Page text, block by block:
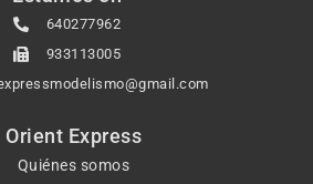
640277962
933113005
Orient Express
Quiénes somos